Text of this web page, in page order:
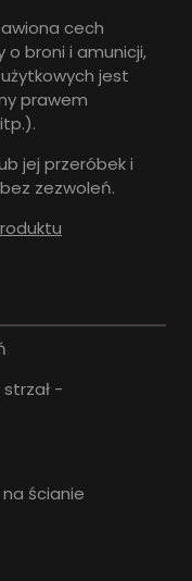
cech
o broni i amunicji,
jest
prawem
jej przeróbek i
zezwoleń.
-
ścianie